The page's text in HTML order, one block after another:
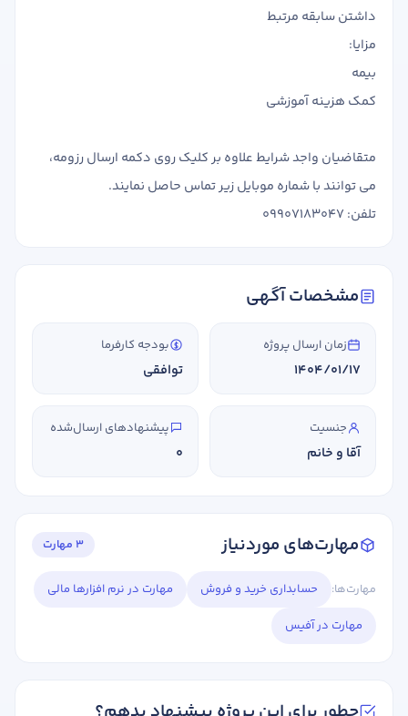
داشتن سابقه مرتبط
مزایا:
بیمه
کمک هزینه آموزشی
متقاضیان واجد شرایط علاوه بر کلیک روی دکمه ارسال رزومه،
می توانند با شماره موبایل زیر تماس حاصل نمایند.
تلفن: 09907183047
مشخصات آگهی
زمان ارسال پروژه
1404/01/17
بودجه کارفرما
توافقی
جنسیت
آقا و خانم
پیشنهادهای ارسال‌شده
0
مهارت‌های موردنیاز 3 مهارت
مهارت‌ها: حسابداری خرید و فروش
مهارت در نرم افزارها مالی
مهارت در آفیس